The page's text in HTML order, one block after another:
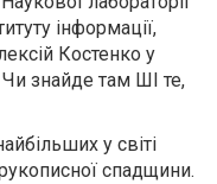
інформації,
Костенко у
Чи знайде там ШІ те,
у світі
спадщини.